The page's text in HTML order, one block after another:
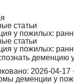
статьи
у пожилых:
статьи
у пожилых:
деменцию
2026-04-17
деменции у